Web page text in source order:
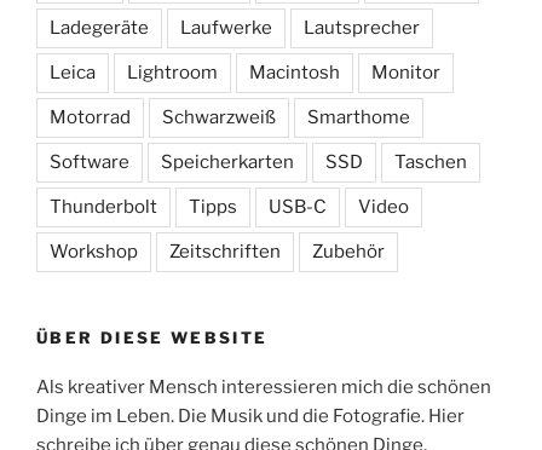
Ladegeräte Laufwerke Lautsprecher
Leica Lightroom Macintosh Monitor
Motorrad Schwarzweiß Smarthome
Software Speicherkarten SSD Taschen
Thunderbolt Tipps USB-C Video
Workshop Zeitschriften Zubehör
ÜBER DIESE WEBSITE
Als kreativer Mensch interessieren mich die schönen
Dinge im Leben. Die Musik und die Fotografie. Hier
schreibe ich über genau diese schönen Dinge.